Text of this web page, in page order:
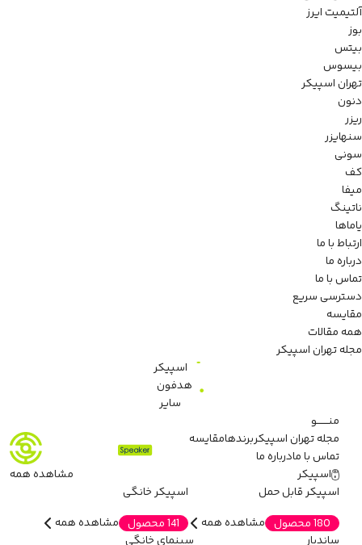
آلتیمیت ایرز
بوز
بیتس
بیسوس
تهران اسپیکر
دنون
ریزر
سنهایزر
سونی
کف
میفا
ناتینگ
یاماها
ارتباط با ما
درباره ما
تماس با ما
دسترسی سریع
مقایسه
همه مقالات
مجله تهران اسپیکر
اسپیکر
هدفون
سایر
منـــــــو
مجله تهران اسپیکربرندهامقایسه
تماس با مادرباره ما
اسپیکر
مشاهده همه
اسپیکر قابل حمل
180 محصول
مشاهده همه
اسپیکر خانگی
141 محصول
مشاهده همه
ساندبار
سینمای خانگی